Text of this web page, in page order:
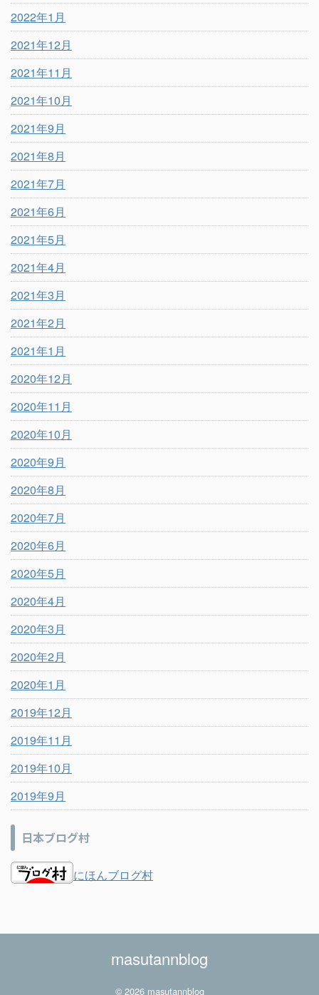
2022年1月
2021年12月
2021年11月
2021年10月
2021年9月
2021年8月
2021年7月
2021年6月
2021年5月
2021年4月
2021年3月
2021年2月
2021年1月
2020年12月
2020年11月
2020年10月
2020年9月
2020年8月
2020年7月
2020年6月
2020年5月
2020年4月
2020年3月
2020年2月
2020年1月
2019年12月
2019年11月
2019年10月
2019年9月
日本ブログ村
にほんブログ村
masutannblog
© 2026 masutannblog